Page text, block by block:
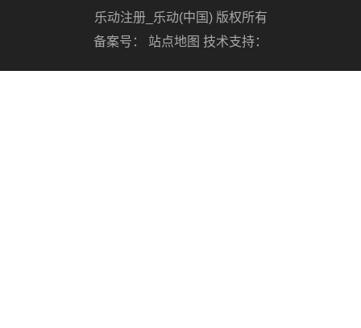
乐动注册_乐动(中国) 版权所有
备案号： 站点地图 技术支持：